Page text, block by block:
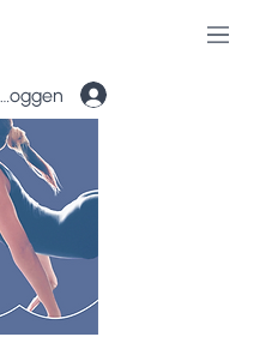
Inloggen